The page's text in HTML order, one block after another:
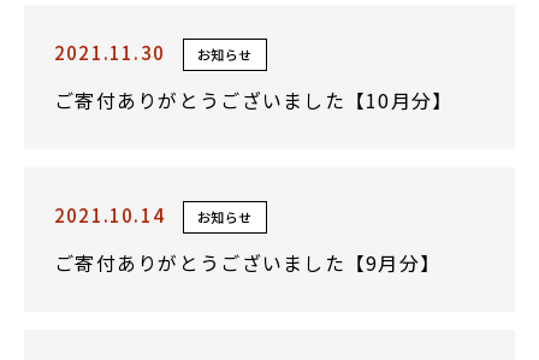
2021.11.30 お知らせ
ご寄付ありがとうございました【10月分】
2021.10.14 お知らせ
ご寄付ありがとうございました【9月分】